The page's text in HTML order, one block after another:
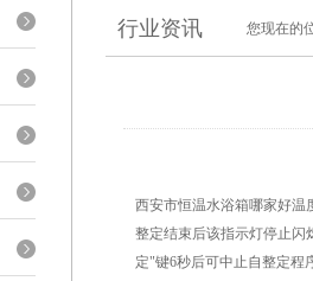
行业资讯 您现在的
西安市恒温水浴箱哪家好温
整定结束后该指示灯停止闪
定"键6秒后可中止自整定程